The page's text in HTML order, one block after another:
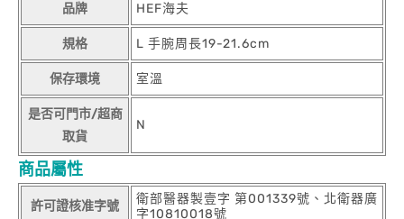
品牌 HEF海夫
規格 L 手腕周長19-21.6cm
保存環境 室溫
是否可門市/超商
取貨
N
商品屬性
許可證核准字號
衛部醫器製壹字 第001339號、北衛器廣
字10810018號